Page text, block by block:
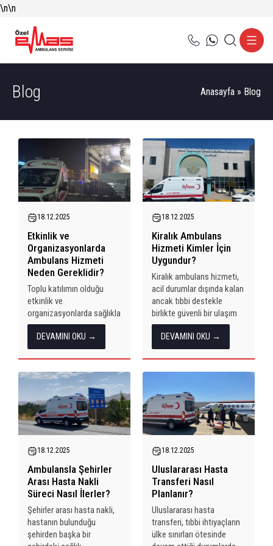
\n\n
Blog Anasayfa » Blog
18.12.2025
Etkinlik ve
Organizasyonlarda
Ambulans Hizmeti
Neden Gereklidir?
Toplu katılımın olduğu
etkinlik ve
organizasyonlarda sağlıkla
ilgili ihtiyaçların önceden
düşünülmesi, sürecin
sorunsuz ilerlemesi
açısından önemlidir.
Konserler, spor
karşılaşmaları, festivaller,
kurumsal etkinlikler ve
benzeri organizasyonlar;
farklı yaş gruplarından ve
sağlık durumlarından
birçok kişiyi bir araya...
DEVAMINI OKU →
18.12.2025
Kiralık Ambulans
Hizmeti Kimler İçin
Uygundur?
Kiralık ambulans hizmeti,
acil durumlar dışında kalan
ancak tıbbi destekle
birlikte güvenli bir ulaşım
ihtiyacı bulunan kişiler için
sunulan planlı bir hizmettir.
Bu hizmet, hastanın sağlık
durumuna uygun koşullar
sağlanarak belirli bir süre
DEVAMINI OKU →
18.12.2025
Ambulansla Şehirler
Arası Hasta Nakli
Süreci Nasıl İlerler?
Şehirler arası hasta nakli,
hastanın bulunduğu
şehirden başka bir
18.12.2025
Uluslararası Hasta
Transferi Nasıl
Planlanır?
Uluslararası hasta
transferi, tıbbi ihtiyaçların
ülke sınırları ötesinde